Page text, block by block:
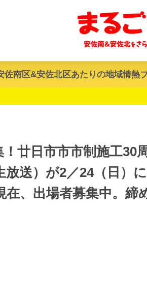
佐南区&安佐北区あたりの地域情熱
廿日市市市制施工30
放送）が2／24（日）
、出場者募集中。締